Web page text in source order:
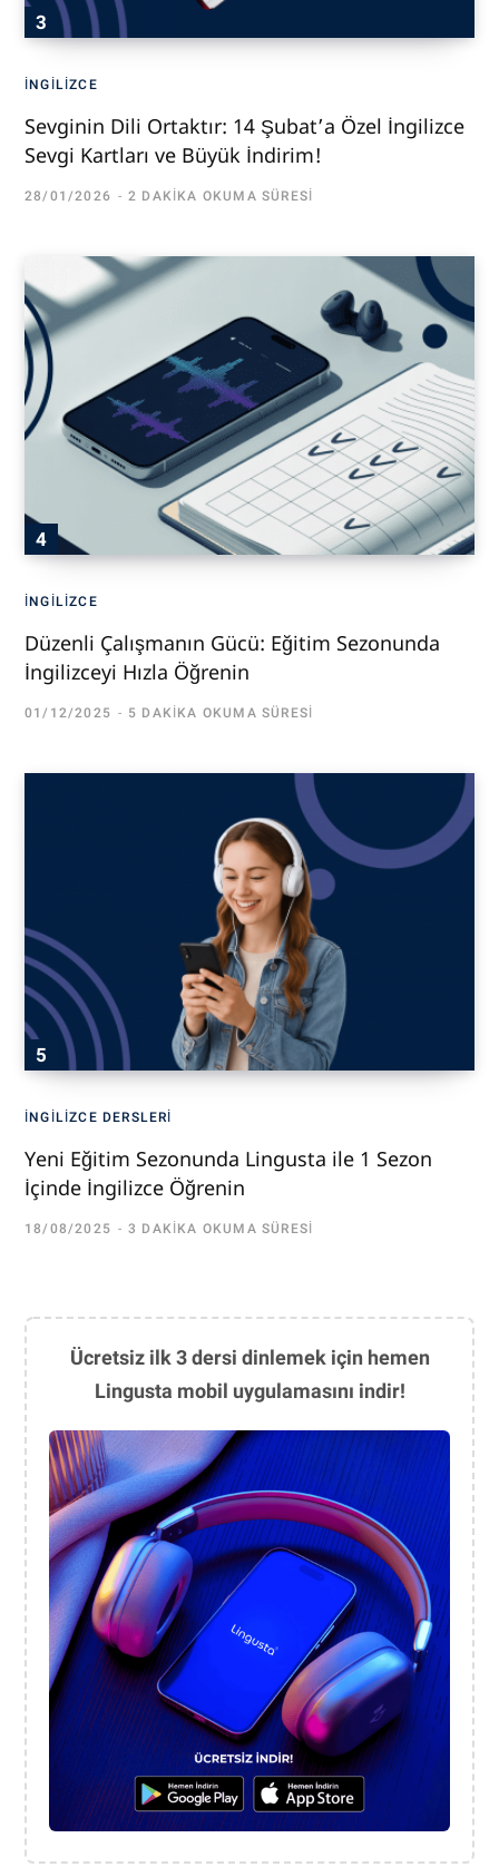
İNGILIZCE
Sevginin Dili Ortaktır: 14 Şubat’a Özel İngilizce
Sevgi Kartları ve Büyük İndirim!
28/01/2026 2 DAKIKA OKUMA SÜRESI
İNGILIZCE
Düzenli Çalışmanın Gücü: Eğitim Sezonunda
İngilizceyi Hızla Öğrenin
01/12/2025 5 DAKIKA OKUMA SÜRESI
İNGILIZCE DERSLERI
Yeni Eğitim Sezonunda Lingusta ile 1 Sezon
İçinde İngilizce Öğrenin
18/08/2025 3 DAKIKA OKUMA SÜRESI
Ücretsiz ilk 3 dersi dinlemek için hemen
Lingusta mobil uygulamasını indir!